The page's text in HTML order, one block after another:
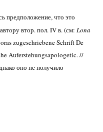
предположение, что это
втор. пол. IV в. (см: Lona
zugeschriebene Schrift De
Auferstehungsapologetic. //
оно не получило